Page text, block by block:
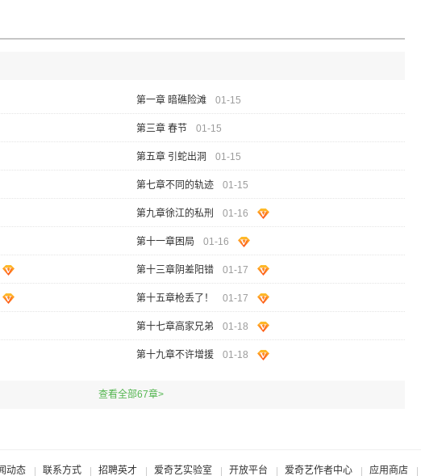
第一章 暗礁险滩 01-15
第三章 春节 01-15
第五章 引蛇出洞 01-15
第七章不同的轨迹 01-15
第九章徐江的私刑 01-16
第十一章困局 01-16
第十三章阴差阳错 01-17
第十五章枪丢了！ 01-17
第十七章高家兄弟 01-18
第十九章不许增援 01-18
查看全部67章>
动态 联系方式 招聘英才 爱奇艺实验室 开放平台 爱奇艺作者中心 应用商店